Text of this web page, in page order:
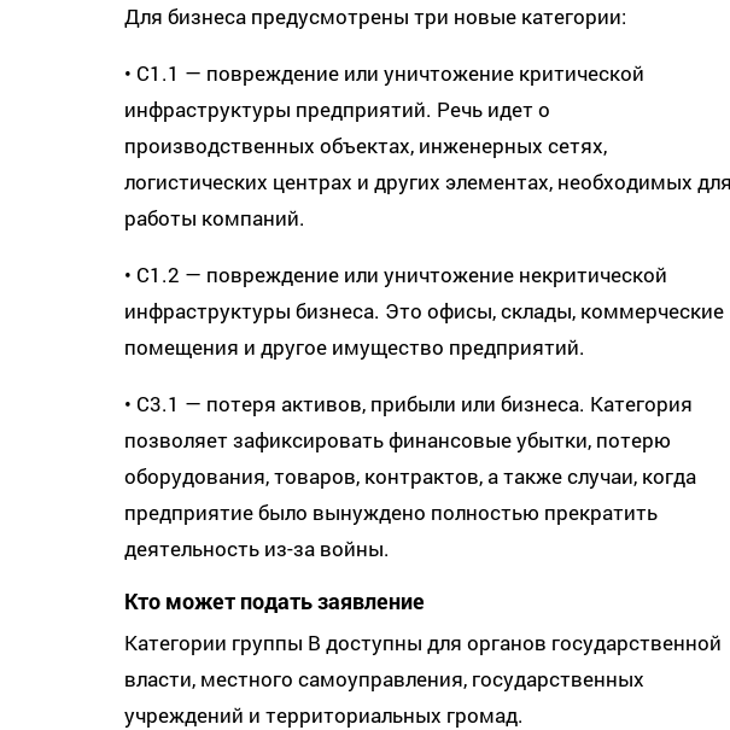
Для бизнеса предусмотрены три новые категории:
• C1.1 — повреждение или уничтожение критической
инфраструктуры предприятий. Речь идет о
производственных объектах, инженерных сетях,
логистических центрах и других элементах, необходимых
работы компаний.
• C1.2 — повреждение или уничтожение некритической
инфраструктуры бизнеса. Это офисы, склады, коммерческие
помещения и другое имущество предприятий.
• C3.1 — потеря активов, прибыли или бизнеса. Категория
позволяет зафиксировать финансовые убытки, потерю
оборудования, товаров, контрактов, а также случаи, когда
предприятие было вынуждено полностью прекратить
деятельность из-за войны.
Кто может подать заявление
Категории группы B доступны для органов государственной
власти, местного самоуправления, государственных
учреждений и территориальных громад.